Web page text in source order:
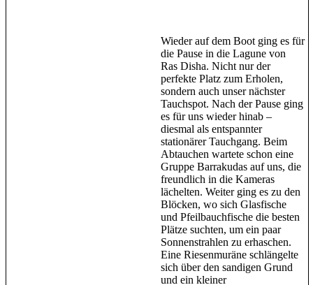
Wieder auf dem Boot ging es für
die Pause in die Lagune von
Ras Disha. Nicht nur der
perfekte Platz zum Erholen,
sondern auch unser nächster
Tauchspot. Nach der Pause ging
es für uns wieder hinab –
diesmal als entspannter
stationärer Tauchgang. Beim
Abtauchen wartete schon eine
Gruppe Barrakudas auf uns, die
freundlich in die Kameras
lächelten. Weiter ging es zu den
Blöcken, wo sich Glasfische
und Pfeilbauchfische die besten
Plätze suchten, um ein paar
Sonnenstrahlen zu erhaschen.
Eine Riesenmuräne schlängelte
sich über den sandigen Grund
und ein kleiner